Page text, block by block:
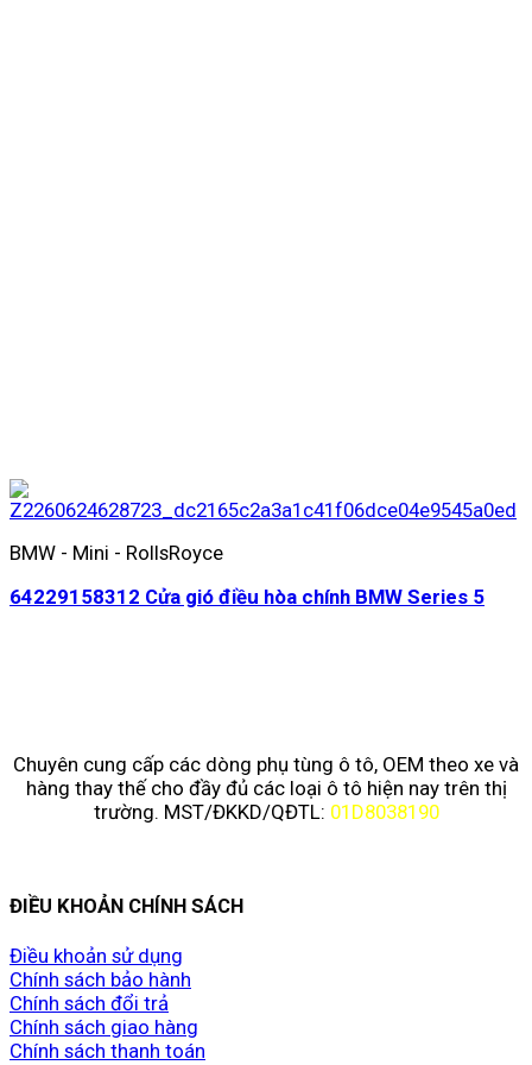
BMW - Mini - RollsRoyce
64229158312 Cửa gió điều hòa chính BMW Series 5
Chuyên cung cấp các dòng phụ tùng ô tô, OEM theo xe và
hàng thay thế cho đầy đủ các loại ô tô hiện nay trên thị
trường. MST/ĐKKD/QĐTL: 01D8038190
ĐIỀU KHOẢN CHÍNH SÁCH
Điều khoản sử dụng
Chính sách bảo hành
Chính sách đổi trả
Chính sách giao hàng
Chính sách thanh toán